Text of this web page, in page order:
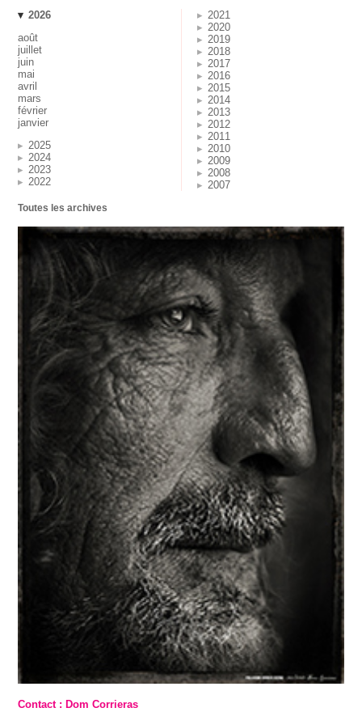
2026
août
juillet
juin
mai
avril
mars
février
janvier
2025
2024
2023
2022
2021
2020
2019
2018
2017
2016
2015
2014
2013
2012
2011
2010
2009
2008
2007
Toutes les archives
Contact : Dom Corrieras